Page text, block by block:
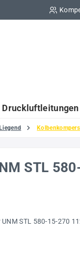
Druckluftleitungen
Liegend
STL